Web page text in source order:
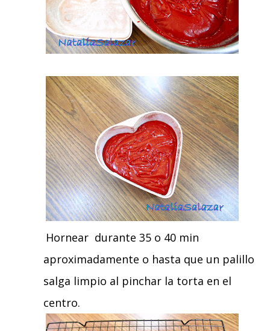
Hornear durante 35 o 40 min
aproximadamente o hasta que un palillo
salga limpio al pinchar la torta en el
centro.